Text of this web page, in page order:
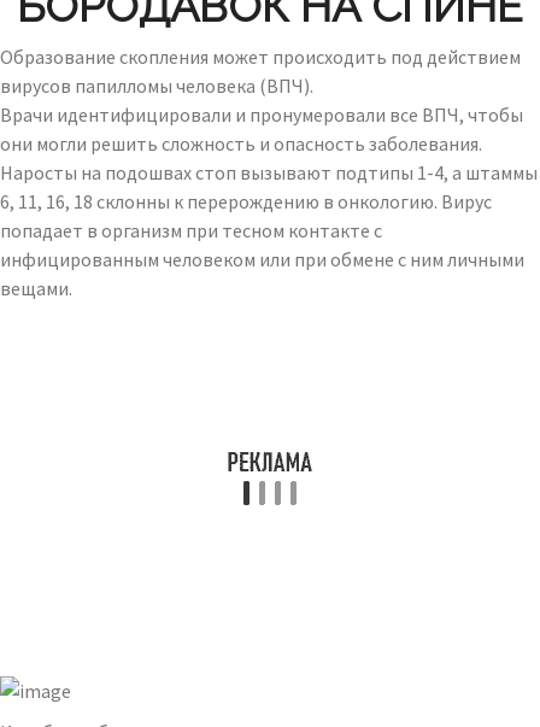
Образование скопления может происходить под действием
вирусов папилломы человека (ВПЧ).
Врачи идентифицировали и пронумеровали все ВПЧ, чтобы
они могли решить сложность и опасность заболевания.
Наросты на подошвах стоп вызывают подтипы 1-4, а штаммы
6, 11, 16, 18 склонны к перерождению в онкологию. Вирус
попадает в организм при тесном контакте с
инфицированным человеком или при обмене с ним личными
вещами.